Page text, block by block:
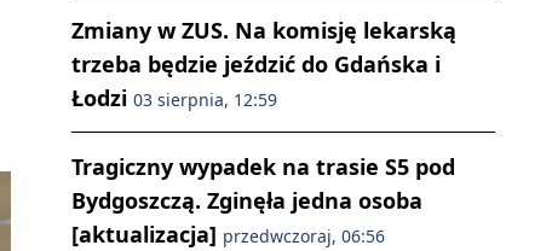
Zmiany w ZUS. Na komisję lekarską
trzeba będzie jeździć do Gdańska i
Łodzi 03 sierpnia, 12:59
Tragiczny wypadek na trasie S5 pod
Bydgoszczą. Zginęła jedna osoba
[aktualizacja] przedwczoraj, 06:56